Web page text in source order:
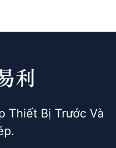
Thiết Bị Trước Và